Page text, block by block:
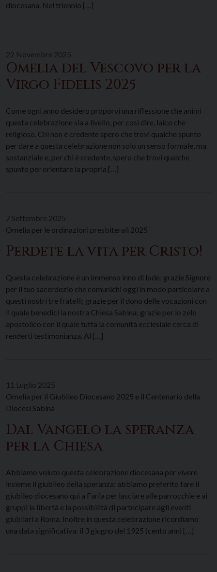
diocesana. Nel triennio […]
22 Novembre 2025
Omelia del Vescovo per la
Virgo Fidelis 2025
Come ogni anno desidero proporvi una riflessione che animi
questa celebrazione sia a livello, per così dire, laico che
religioso. Chi non è credente spero che trovi qualche spunto
per dare a questa celebrazione non solo un senso formale, ma
sostanziale e, per chi è credente, spero che trovi qualche
spunto per orientare la propria […]
7 Settembre 2025
Omelia per le ordinazioni presbiterali 2025
Perdete la vita per Cristo!
Questa celebrazione è un immenso inno di lode: grazie Signore
per il tuo sacerdozio che comunichi oggi in modo particolare a
questi nostri tre fratelli; grazie per il dono delle vocazioni con
il quale benedici la nostra Chiesa Sabina; grazie per lo zelo
apostolico con il quale tutta la comunità ecclesiale cerca di
renderti testimonianza. Al […]
11 Luglio 2025
Omelia per il Giubileo Diocesano 2025 e il Centenario della
Diocesi Sabina
Dal Vangelo la speranza
per la Chiesa
Abbiamo voluto questa celebrazione diocesana per vivere
insieme il giubileo della speranza: abbiamo preferito fare il
giubileo diocesano qui a Farfa per lasciare alle parrocchie e ai
gruppi la libertà e la possibilità di partecipare agli eventi
giubilari a Roma. Inoltre in questa celebrazione ricordiamo
una data significativa: il 3 giugno del 1925 (cento anni […]